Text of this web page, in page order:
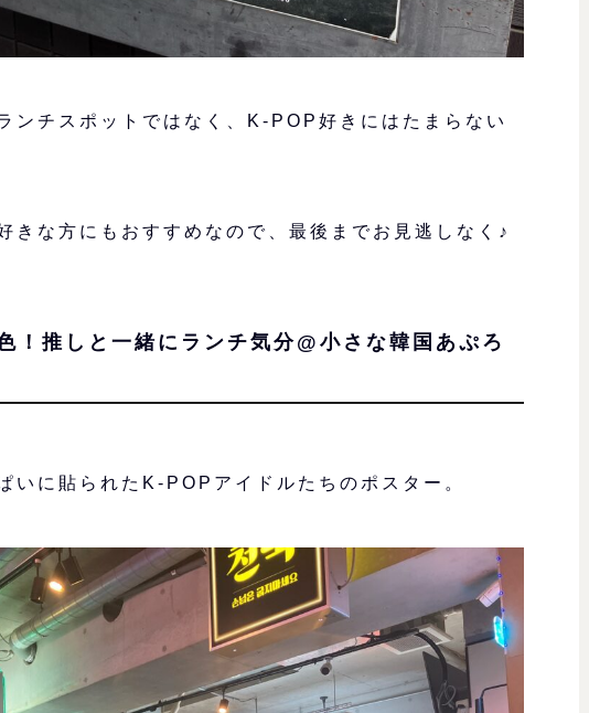
ンチスポットではなく、K-POP好きにはたまらない
きな方にもおすすめなので、最後までお見逃しなく♪
！推しと一緒にランチ気分@小さな韓国あぷろ
いに貼られたK-POPアイドルたちのポスター。